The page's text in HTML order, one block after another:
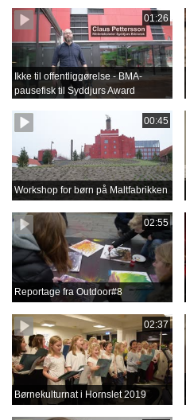
01:26
Ikke til offentliggørelse - BMA-
pausefisk til Syddjurs Award
00:45
Workshop for børn på Maltfabrikken
02:55
Reportage fra Outdoor#8
02:37
Børnekulturnat i Hornslet 2019